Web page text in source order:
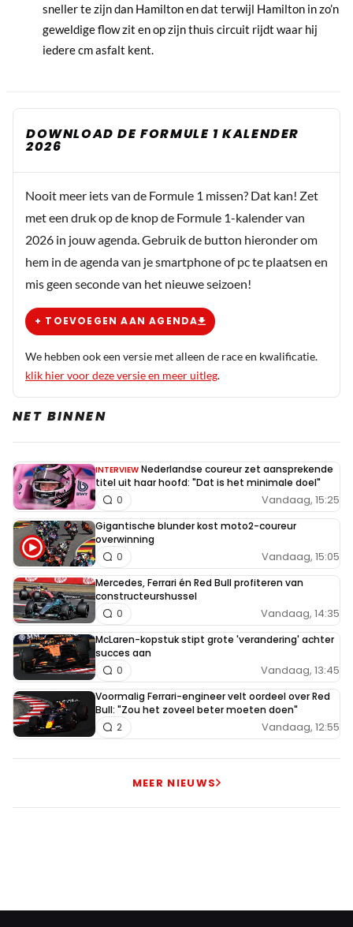
sneller te zijn dan Hamilton en dat terwijl Hamilton in zo’n
geweldige flow zit en op zijn thuis circuit rijdt waar hij
iedere cm asfalt kent.
DOWNLOAD DE FORMULE 1 KALENDER
2026
Nooit meer iets van de Formule 1 missen? Dat kan! Zet
met een druk op de knop de Formule 1-kalender van
2026 in jouw agenda. Gebruik de button hieronder om
hem in de agenda van je smartphone of pc te plaatsen en
mis geen seconde van het nieuwe seizoen!
+ TOEVOEGEN AAN AGENDA
We hebben ook een versie met alleen de race en kwalificatie.
klik hier voor deze versie en meer uitleg.
NET BINNEN
INTERVIEW Nederlandse coureur zet aansprekende
titel uit haar hoofd: "Dat is het minimale doel"
Vandaag, 15:25
0
Gigantische blunder kost moto2-coureur
overwinning
Vandaag, 15:05
0
Mercedes, Ferrari én Red Bull profiteren van
constructeurshussel
Vandaag, 14:35
0
McLaren-kopstuk stipt grote 'verandering' achter
succes aan
Vandaag, 13:45
0
Voormalig Ferrari-engineer velt oordeel over Red
Bull: "Zou het zoveel beter moeten doen"
Vandaag, 12:55
2
MEER NIEUWS